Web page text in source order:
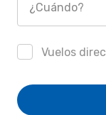
¿Cuándo?
Vuelos